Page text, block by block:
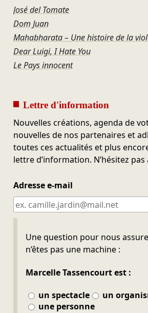
José del Tomate
Dom Juan
Mahabharata – Une histoire de la
Dear Luigi, I Hate You
Le Pays innocent
Lettre d'information
Nouvelles créations, agenda de
nouvelles de nos partenaires et
toutes ces actualités et plus
lettre d’information. N’hésitez
Adresse e-mail
Une question pour nous
n’êtes pas une machine :
Marcelle Tassencourt est :
un spectacle
un
une personne
Ne pas remplir